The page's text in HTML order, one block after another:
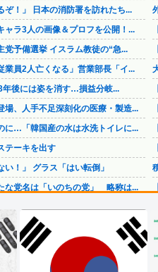
ぞ！」 日本の消防署を訪れたち...
ャラ3人の画像＆プロフを公開！...
党予備選挙 イスラム教徒の“急...
業員2人亡くなる」営業部長「イ...
年後には姿を消す…損益分岐...
場、人手不足深刻化の医療・製造...
に…「韓国産の水は水洗トイレに...
テーキを出す
い！」 グラス「はい転倒」
な党名は「いのちの党」 略称は...
なかった結果・・・・
ストップでトラックと衝突したド...
ゃん、可愛過ぎてワイらにブッ刺...
んでもないダンスを披露してしま...